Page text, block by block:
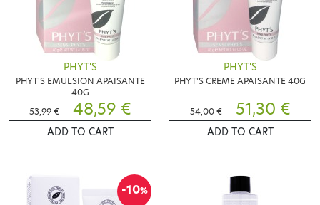
PHYT'S
PHYT'S EMULSION APAISANTE
40G
53,99 €
48,59 €
ADD TO CART
PHYT'S
PHYT'S CREME APAISANTE 40G
54,00 € 51,30 €
ADD TO CART
-10%